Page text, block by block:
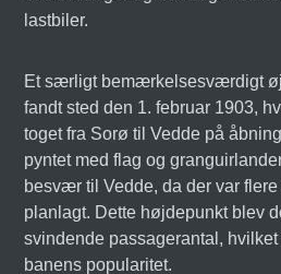
lastbiler.
Et særligt bemærkelsesværdigt
fandt sted den 1. februar 1903,
toget fra Sorø til Vedde på
pyntet med flag og
besvær til Vedde, da der var
planlagt. Dette højdepunkt blev
svindende passagerantal,
banens popularitet.